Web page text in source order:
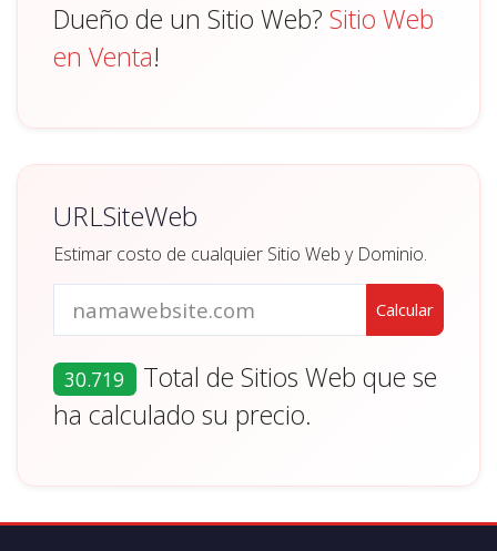
Dueño de un Sitio Web? Sitio Web
en Venta!
URLSiteWeb
Estimar costo de cualquier Sitio Web y Dominio.
30.719 Total de Sitios Web que se
ha calculado su precio.